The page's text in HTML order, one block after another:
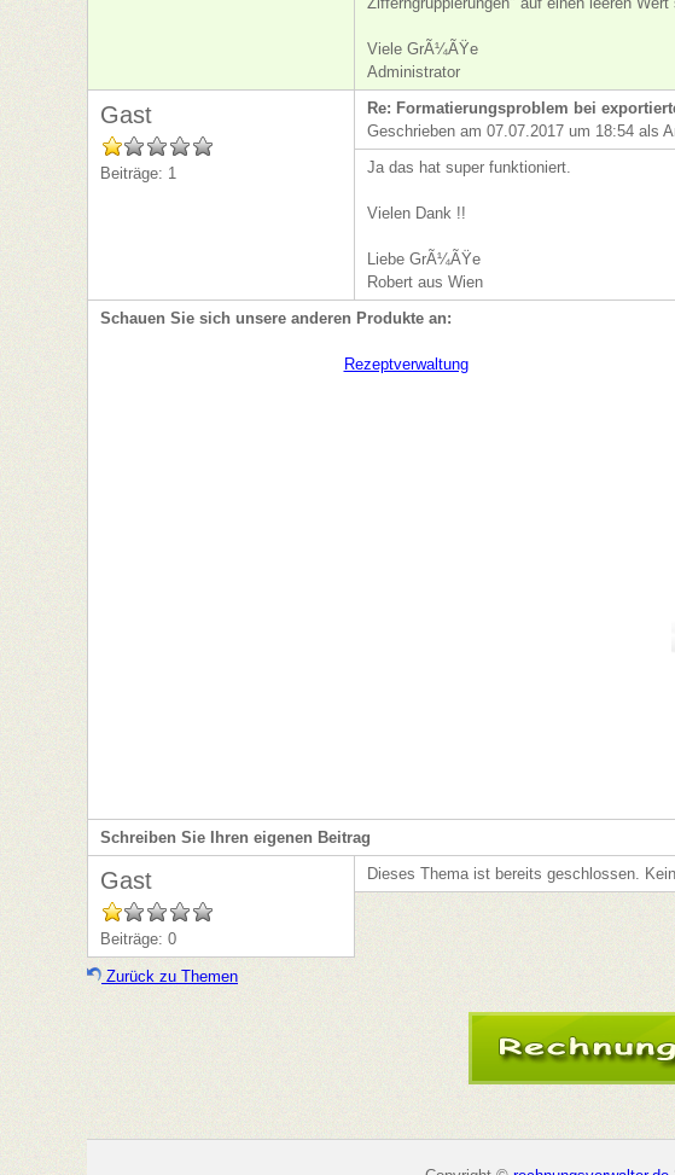
Viele GrÃ¼ÃŸe
Administrator
Gast
Beiträge: 1
Re: Formatierungsproblem bei
Geschrieben am 07.07.2017 um 18:54 als
Ja das hat super funktioniert.
Vielen Dank !!
Liebe GrÃ¼ÃŸe
Robert aus Wien
Schauen Sie sich unsere anderen Produkte an:
Schreiben Sie Ihren eigenen Beitrag
Gast
Beiträge: 0
Dieses Thema ist bereits geschlossen.
Zurück zu Themen